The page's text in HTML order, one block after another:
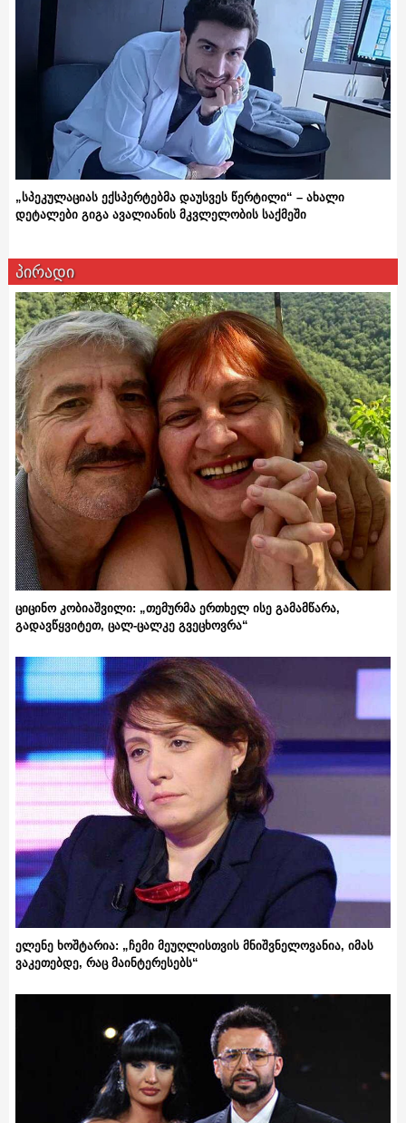
„სპეკულაციას ექსპერტებმა დაუსვეს წერტილი“ – ახალი
დეტალები გიგა ავალიანის მკვლელობის საქმეში
პირადი
ციცინო კობიაშვილი: „თემურმა ერთხელ ისე გამამწარა,
გადავწყვიტეთ, ცალ-ცალკე გვეცხოვრა“
ელენე ხოშტარია: „ჩემი მეუღლისთვის მნიშვნელოვანია, იმას
ვაკეთებდე, რაც მაინტერესებს“